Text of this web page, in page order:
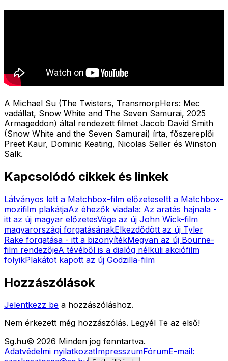
A Michael Su (The Twisters, TransmorpHers: Mec
vadállat, Snow White and The Seven Samurai, 2025
Armageddon) által rendezett filmet Jacob David Smith
(Snow White and the Seven Samurai) írta, főszereplői
Preet Kaur, Dominic Keating, Nicolas Seller és Winston
Salk.
Kapcsolódó cikkek és linkek
Látványos lett a Matchbox-film előzeteseItt a Matchbox-
mozifilm plakátjaAz éhezők viadala: Az aratás hajnala -
itt az új magyar előzetesVége az új John Wick-film
magyarországi forgatásánakElkezdődött az új Tyler
Rake forgatása - itt a bizonyítékMegvan az új Bourne-
film rendezőjeA tévéből is a dialóg nélküli akciófilm
folyikPlakátot kapott az új Godzilla-film
Hozzászólások
Jelentkezz be a hozzászóláshoz.
Nem érkezett még hozzászólás. Legyél Te az első!
Sg.hu© 2026 Minden jog fenntartva.
Adatvédelmi nyilatkozatImpresszumFórumE-mail: